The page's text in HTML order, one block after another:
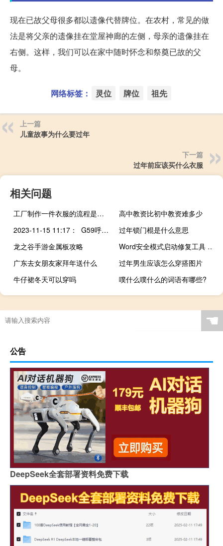
现在已故父母很多都以遗像代替牌位。在农村，常见的做
法是将父亲的遗像挂在堂屋神廊的左侧，母亲的遗像挂在
右侧。这样，我们可以在家中随时怀念和祭奠已故的父
母。
网络标签： 灵位 牌位 祖先
上一篇
儿童故事为什么要过年
下一篇
过年前应该买什么衣服
相关问题
工厂制作一件衣服的流程是怎么样的？如何设计爆款衣服？
高中教资比初中教资难多少
2023-11-15 11:17： G59呼北高速岢临段：因下雪，白文收费站入口封闭，入口ETC关闭；兴县东、兴县南收费站入口禁止七座及七座以上客车和危化品车辆驶入，入口ETC关闭。S50太临高速太佳西段：因下雪，方山、临县、兔坂收费站入口禁止七座及七座以上客车和危化品车辆驶入，入口ETC关闭。 ​​​
过年锁门棍是什么意思
龙之谷手游金属板攻略
Word安全模式启动修复工具 V2.0 绿色免费版（Word安全模式启动修复工具 V2.0 绿色免费版功能简介）
广东去女朋友家拜年送什么
过年男生应该怎么穿搭图片
牛仔裙冬天可以穿吗
噗什么噗什么的词语有哪些?
☚
公告
DeepSeek全套部署资料免费下载